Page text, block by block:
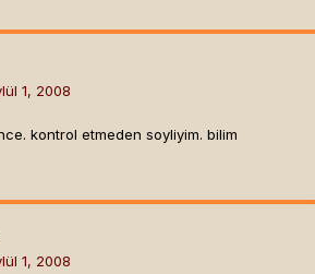
1, 2008
kontrol etmeden soyliyim. bilim
1, 2008